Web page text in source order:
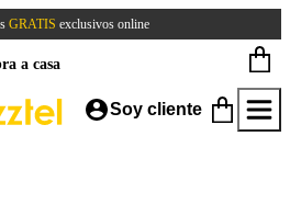
GRATIS exclusivos online
a casa
Soy cliente